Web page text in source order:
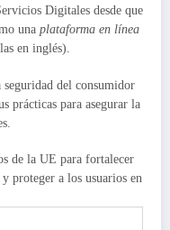
Digitales desde que
una plataforma en línea
en inglés).
del consumidor
prácticas para asegurar la
de la UE para fortalecer
proteger a los usuarios en